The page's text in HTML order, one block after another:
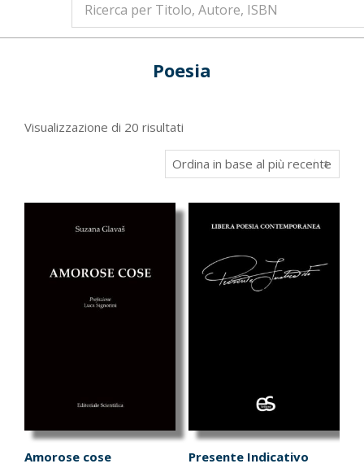
Poesia
Visualizzazione di 20 risultati
in
base
più
recente
Amorose cose Presente Indicativo